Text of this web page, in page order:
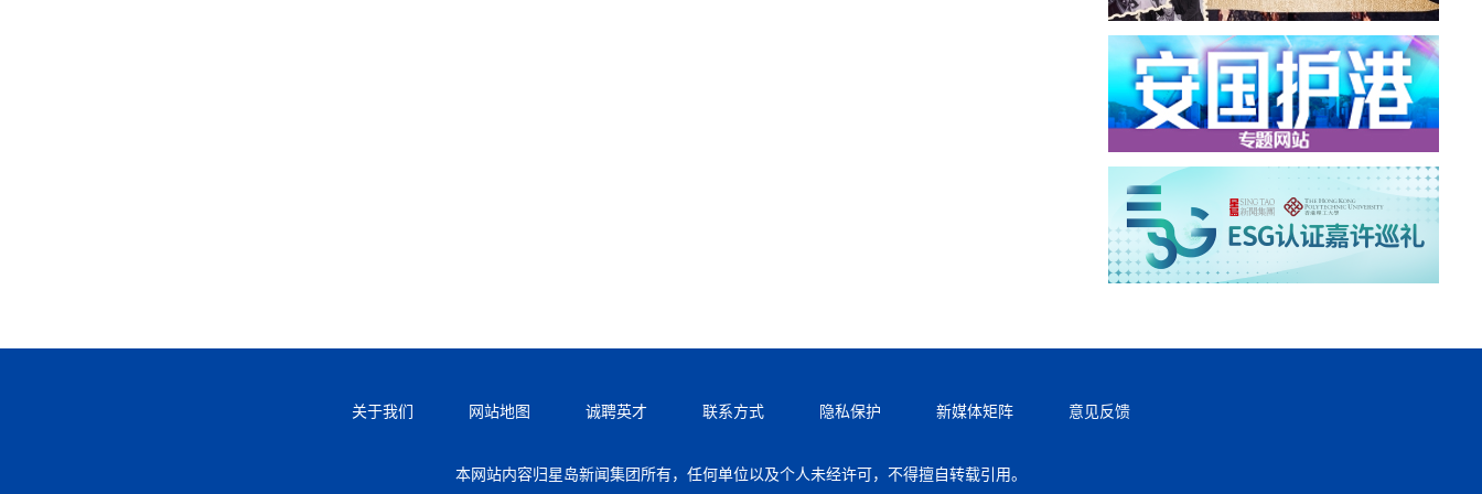
关于我们 网站地图 诚聘英才 联系方式 隐私保护 新媒体矩阵 意见反馈
本网站内容归星岛新闻集团所有，任何单位以及个人未经许可，不得擅自转载引用。